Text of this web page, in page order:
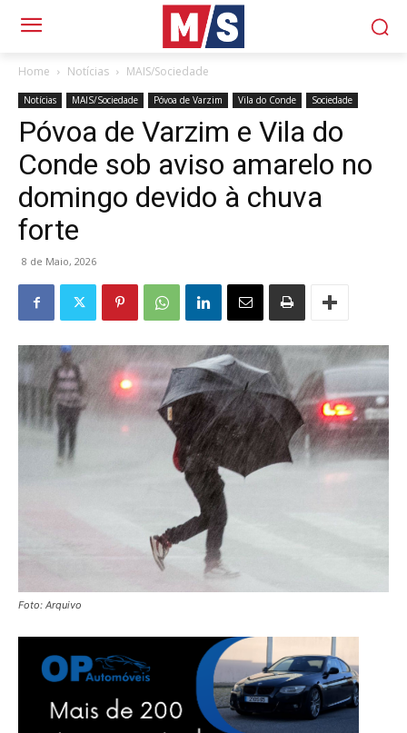
Home Notícias MAIS/Sociedade
Notícias MAIS/Sociedade Póvoa de Varzim Vila do Conde Sociedade
Póvoa de Varzim e Vila do
Conde sob aviso amarelo no
domingo devido à chuva
forte
8 de Maio, 2026
Foto: Arquivo